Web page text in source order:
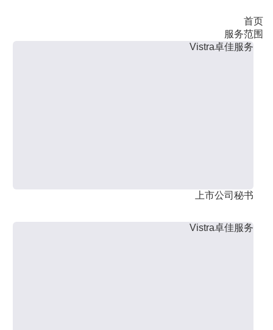
首页
服务范围
Vistra卓佳服务
上市公司秘书
Vistra卓佳服务